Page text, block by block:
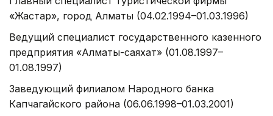
«Жастар», город Алматы (04.02.1994–01.03.1996)
Ведущий специалист государственного казенного
предприятия «Алматы-саяхат» (01.08.1997–
01.08.1997)
Заведующий филиалом Народного банка
Капчагайского района (06.06.1998–01.03.2001)